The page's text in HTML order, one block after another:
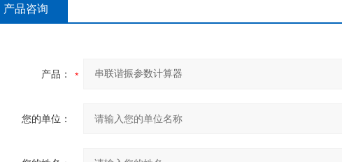
产品咨询
产品：
您的单位：